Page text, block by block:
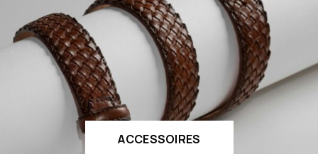
ACCESSOIRES